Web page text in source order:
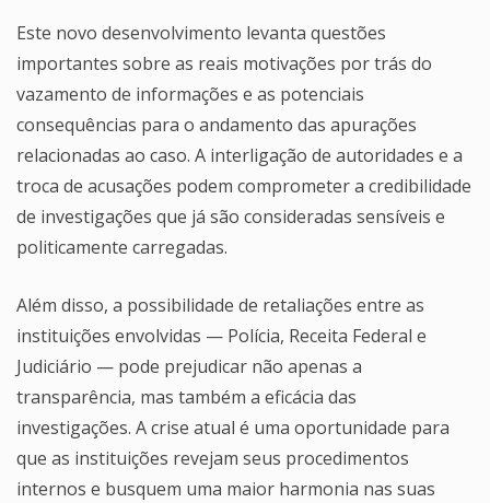
Este novo desenvolvimento levanta questões
importantes sobre as reais motivações por trás do
vazamento de informações e as potenciais
consequências para o andamento das apurações
relacionadas ao caso. A interligação de autoridades e a
troca de acusações podem comprometer a credibilidade
de investigações que já são consideradas sensíveis e
politicamente carregadas.
Além disso, a possibilidade de retaliações entre as
instituições envolvidas — Polícia, Receita Federal e
Judiciário — pode prejudicar não apenas a
transparência, mas também a eficácia das
investigações. A crise atual é uma oportunidade para
que as instituições revejam seus procedimentos
internos e busquem uma maior harmonia nas suas